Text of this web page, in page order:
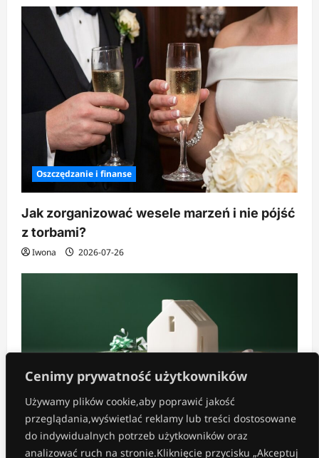
Cenimy prywatność użytkowników
Używamy plików cookie,aby poprawić jakość
przeglądania,wyświetlać reklamy lub treści dostosowane
do indywidualnych potrzeb użytkowników oraz
analizować ruch na stronie.Kliknięcie przycisku „Akceptuj
Oszczędzanie i finanse
Jak zorganizować wesele marzeń i nie pójść
z torbami?
Iwona 2026-07-26
Inne